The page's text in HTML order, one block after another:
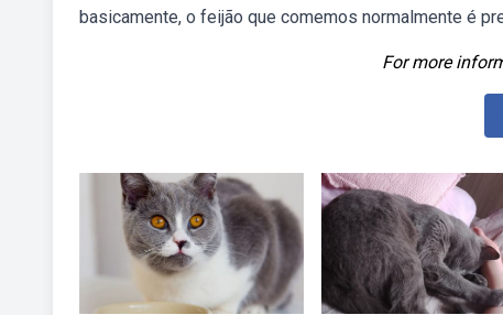
basicamente, o feijão que comemos normalmente é
For more